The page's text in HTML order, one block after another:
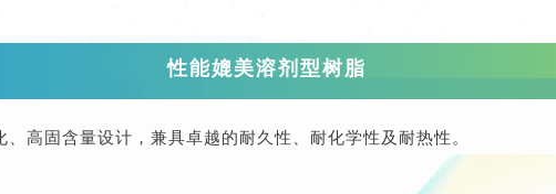
性能媲美溶剂型树脂
高固含量设计，兼具卓越的耐久性、耐化学性及耐热性。